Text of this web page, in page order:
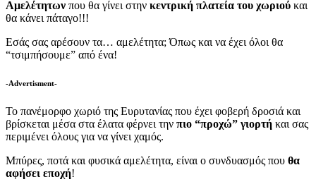
Αμελέτητων που θα γίνει στην κεντρική πλατεία του χωριού και
θα κάνει πάταγο!!!
Εσάς σας αρέσουν τα… αμελέτητα; Όπως και να έχει όλοι θα
“τσιμπήσoυμε” από ένα!
-Advertisment-
Το πανέμορφο χωριό της Ευρυτανίας που έχει φοβερή δροσιά και
βρίσκεται μέσα στα έλατα φέρνει την πιο “προχώ” γιορτή και σας
περιμένει όλους για να γίνει χαμός.
Μπύρες, ποτά και φυσικά αμελέτητα, είναι ο συνδυασμός που θα
αφήσει εποχή!